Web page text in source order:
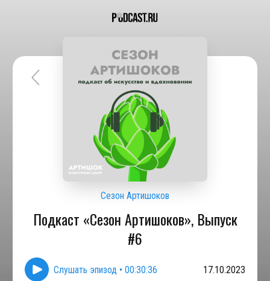
Сезон Артишоков
Подкаст «Сезон Артишоков», Выпуск
#6
Слушать эпизод • 00:30:36 17.10.2023